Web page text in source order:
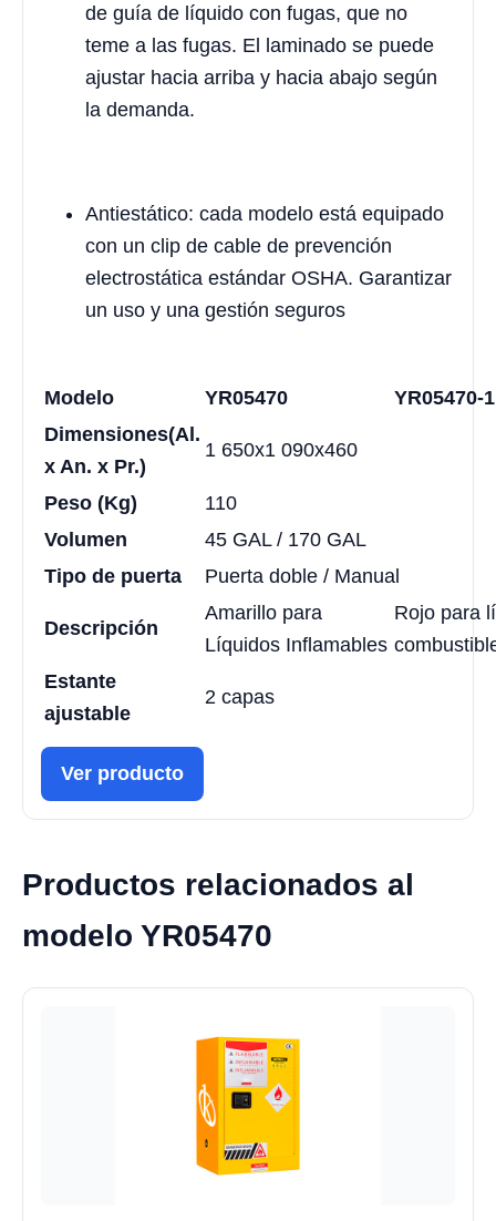
de guía de líquido con fugas, que no
teme a las fugas. El laminado se puede
ajustar hacia arriba y hacia abajo según
la demanda.
Antiestático: cada modelo está equipado
con un clip de cable de prevención
electrostática estándar OSHA. Garantizar
un uso y una gestión seguros
Modelo YR05470
YR05470-1
Dimensiones(Al.
x An. x Pr.)
1 650x1 090x460
Peso (Kg)
110
Volumen
45 GAL / 170 GAL
Tipo de puerta
Puerta doble / Manual
Descripción
Amarillo para
Líquidos Inflamables
Rojo para
Estante
ajustable
2 capas
Ver producto
Productos relacionados al
modelo YR05470